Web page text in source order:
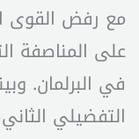
مع رفض القوى
على المناصفة
في البرلمان.
التفضيلي